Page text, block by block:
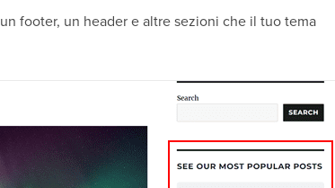
footer, un header e altre sezioni che il tuo tema